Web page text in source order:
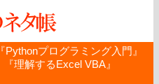
『Pythonプログラミング入門』
『理解するExcel VBA』